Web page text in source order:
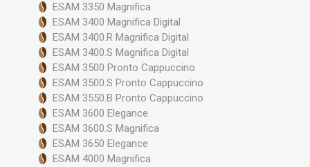
ESAM 3350 Magnifica
ESAM 3400 Magnifica Digital
ESAM 3400.R Magnifica Digital
ESAM 3400.S Magnifica Digital
ESAM 3500 Pronto Cappuccino
ESAM 3500.S Pronto Cappuccino
ESAM 3550.B Pronto Cappuccino
ESAM 3600 Elegance
ESAM 3600.S Magnifica
ESAM 3650 Elegance
ESAM 4000 Magnifica